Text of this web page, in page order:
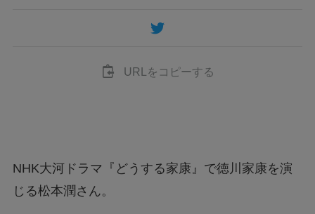
URLをコピーする
NHK大河ドラマ『どうする家康』で徳川家康を演
じる松本潤さん。